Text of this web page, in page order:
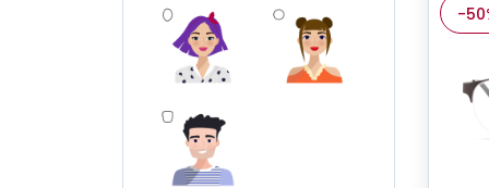
O'Neill
Oakley
Polo Ralph Lauren
Prada
-